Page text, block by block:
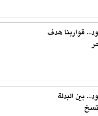
قواربنا هدف
بين البدلة